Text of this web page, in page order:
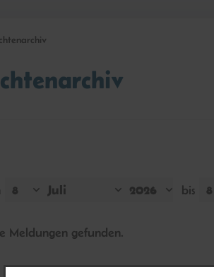
bis
Meldungen gefunden.